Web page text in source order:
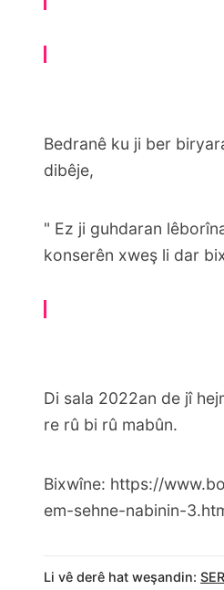
Bedranê ku ji ber
dibêje,
" Ez ji guhdaran
konserên xweş li dar
Di sala 2022an de jî
re rû bi rû mabûn.
Bixwîne: https://
em-sehne-nabinin-
Li vê derê hat weşandin: